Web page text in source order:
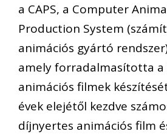
a CAPS, a Computer
Production System
animációs gyártó
amely forradalmasította a
animációs filmek
évek elejétől kezdve
díjnyertes animációs film